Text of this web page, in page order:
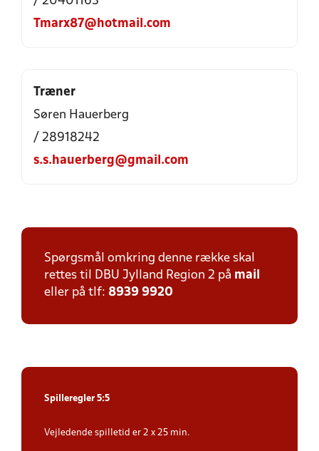
Tmarx87@hotmail.com
Træner
Søren Hauerberg
/ 28918242
s.s.hauerberg@gmail.com
Spørgsmål omkring denne række skal
rettes til DBU Jylland Region 2 på mail
eller på tlf: 8939 9920
Spilleregler 5:5
Vejledende spilletid er 2 x 25 min.